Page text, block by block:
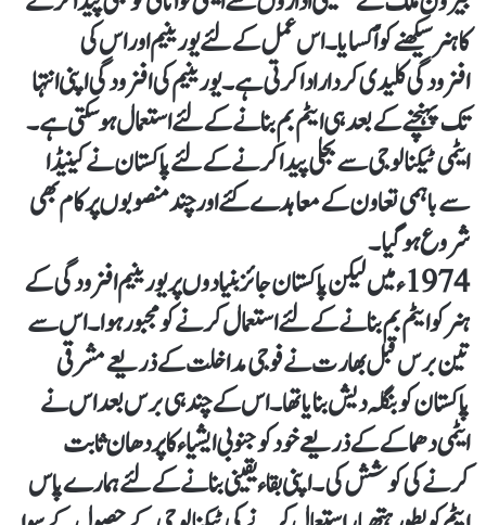
کا ہنر سیکھنے کو اْکسایا۔ اس عمل کے لئے یورینیم اور اس کی
افزودگی کلیدی کردار ادا کرتی ہے۔ یورینیم کی افزودگی اپنی انتہا
تک پہنچنے کے بعد ہی ایٹم بم بنانے کے لئے استعمال ہوسکتی ہے۔
ایٹمی ٹیکنالوجی سے بجلی پیدا کرنے کے لئے پاکستان نے کینیڈا
سے باہمی تعاون کے معاہدے کئے اور چند منصوبوں پر کام بھی
شروع ہوگیا۔
1974ء میں لیکن پاکستان جائز بنیادوں پر یورینیم افزودگی کے
ہنر کو ایٹم بم بنانے کے لئے استعمال کرنے کو مجبور ہوا۔ اس سے
تین برس قبل بھارت نے فوجی مداخلت کے ذریعے مشرقی
پاکستان کو بنگلہ دیش بنایا تھا۔ اس کے چند ہی برس بعد اس نے
ایٹمی دھماکے کے ذریعے خود کو جنوبی ایشیاء کا پردھان ثابت
کرنے کی کوشش کی۔ اپنی بقاء یقینی بنانے کے لئے ہمارے پاس